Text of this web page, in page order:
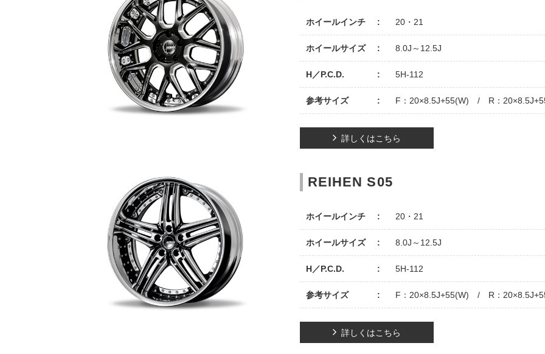
ホイールインチ 20・21
ホイールサイズ 8.0J～12.5J
H／P.C.D. 5H-112
参考サイズ F：20×8.5J+55(W) / R：
詳しくはこちら
REIHEN S05
ホイールインチ 20・21
ホイールサイズ 8.0J～12.5J
H／P.C.D. 5H-112
参考サイズ F：20×8.5J+55(W) / R：
詳しくはこちら